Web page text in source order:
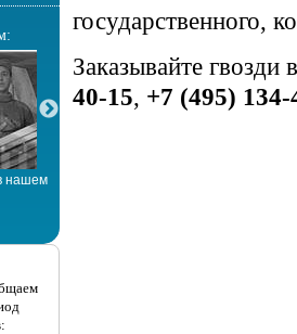
нашем
государственного,
Заказывайте
40-15, +7 (495) 134-